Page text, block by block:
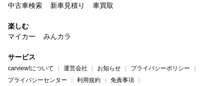
中古車検索
新車見積り 車買取
楽しむ
マイカー
みんカラ
サービス
carview!について 運営会社 お知らせ
プライバシーポリシー
プライバシーセンター
利用規約 免責事項